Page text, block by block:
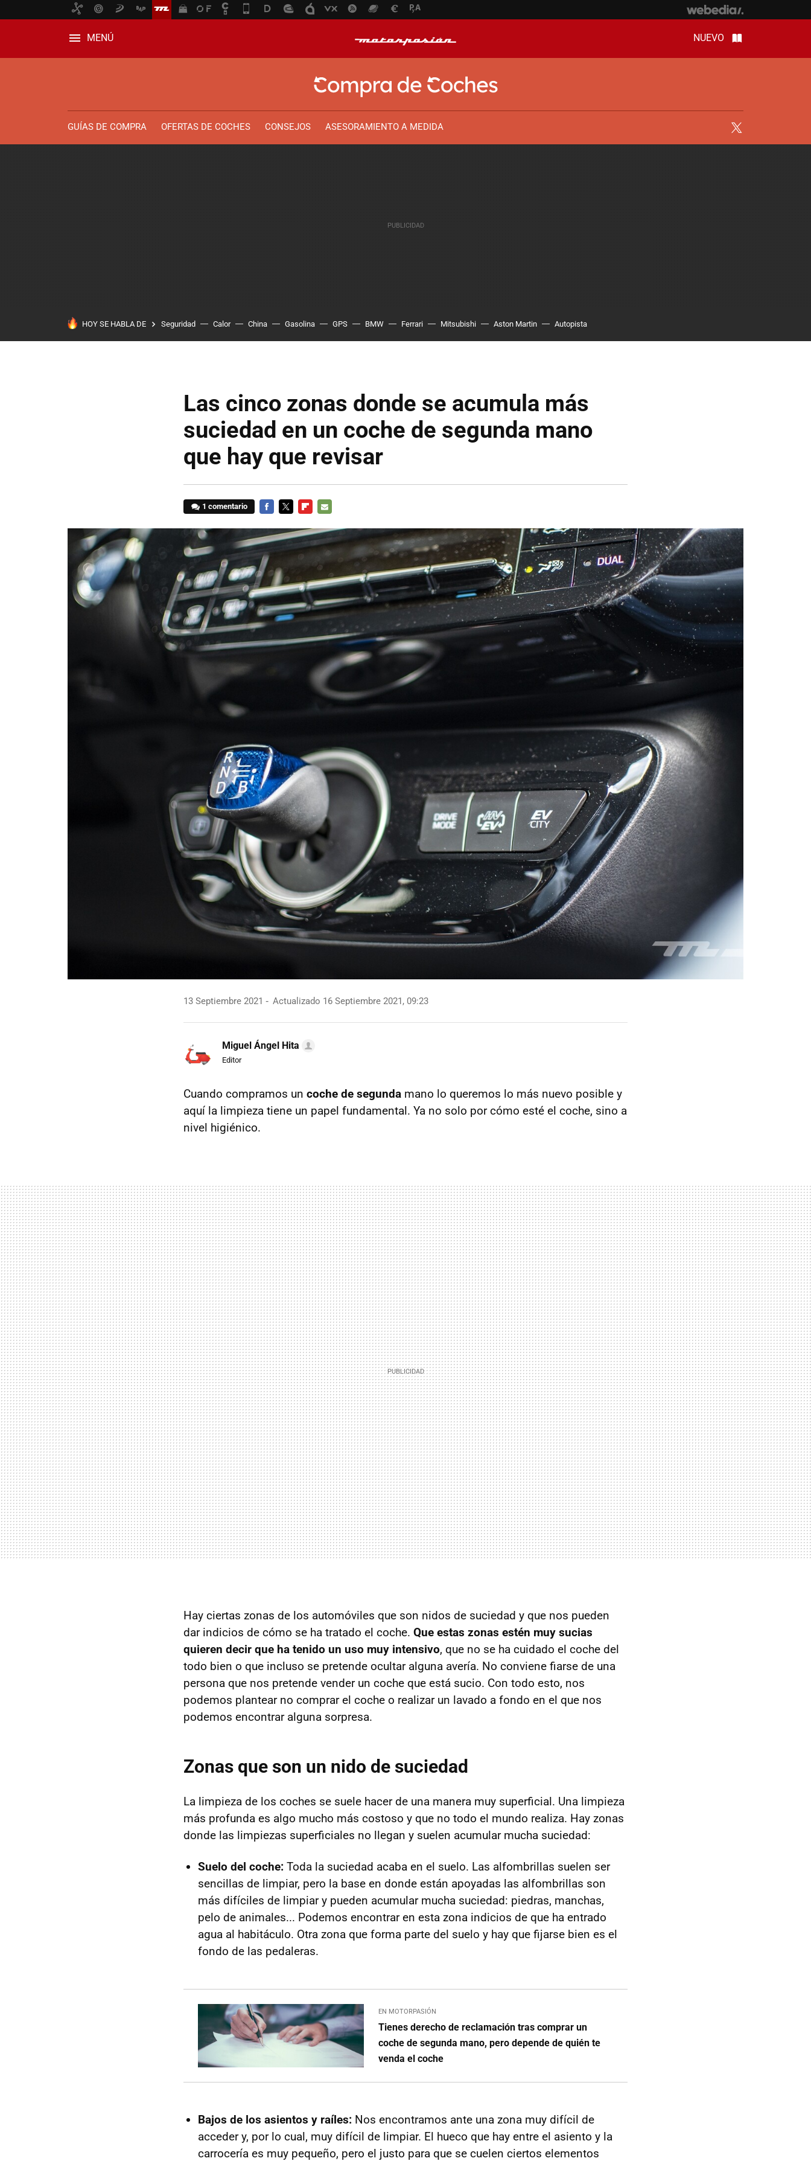
MENÚ NUEVO
GUÍAS DE COMPRA OFERTAS DE COCHES CONSEJOS ASESORAMIENTO A MEDIDA
HOY SE HABLA DE Seguridad Calor China Gasolina GPS BMW Ferrari Mitsubishi Aston Martin Autopista
Las cinco zonas donde se acumula más
suciedad en un coche de segunda mano
que hay que revisar
1 comentario
MAIL
13 Septiembre 2021 Actualizado 16 Septiembre 2021, 09:23
Miguel Ángel Hita
Editor
Cuando compramos un coche de segunda mano lo queremos lo más nuevo posible y
aquí la limpieza tiene un papel fundamental. Ya no solo por cómo esté el coche, sino a
nivel higiénico.
Hay ciertas zonas de los automóviles que son nidos de suciedad y que nos pueden
dar indicios de cómo se ha tratado el coche. Que estas zonas estén muy sucias
quieren decir que ha tenido un uso muy intensivo, que no se ha cuidado el coche del
todo bien o que incluso se pretende ocultar alguna avería. No conviene fiarse de una
persona que nos pretende vender un coche que está sucio. Con todo esto, nos
podemos plantear no comprar el coche o realizar un lavado a fondo en el que nos
podemos encontrar alguna sorpresa.
Zonas que son un nido de suciedad
La limpieza de los coches se suele hacer de una manera muy superficial. Una limpieza
más profunda es algo mucho más costoso y que no todo el mundo realiza. Hay zonas
donde las limpiezas superficiales no llegan y suelen acumular mucha suciedad:
Suelo del coche: Toda la suciedad acaba en el suelo. Las alfombrillas suelen ser
sencillas de limpiar, pero la base en donde están apoyadas las alfombrillas son
más difíciles de limpiar y pueden acumular mucha suciedad: piedras, manchas,
pelo de animales... Podemos encontrar en esta zona indicios de que ha entrado
agua al habitáculo. Otra zona que forma parte del suelo y hay que fijarse bien es el
fondo de las pedaleras.
EN MOTORPASIÓN
Tienes derecho de reclamación tras comprar un
coche de segunda mano, pero depende de quién te
venda el coche
Bajos de los asientos y raíles: Nos encontramos ante una zona muy difícil de
acceder y, por lo cual, muy difícil de limpiar. El hueco que hay entre el asiento y la
carrocería es muy pequeño, pero el justo para que se cuelen ciertos elementos